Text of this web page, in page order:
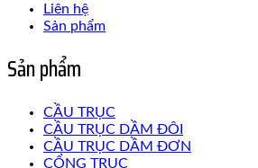
Liên hệ
Sản phẩm
Sản phẩm
CẦU TRỤC
CẦU TRỤC DẦM ĐÔI
CẦU TRỤC DẦM ĐƠN
CỔNG TRỤC